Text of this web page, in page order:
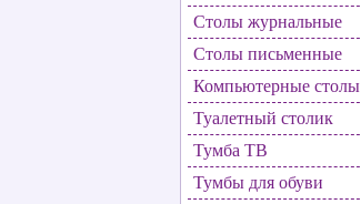
Столы журнальные
Столы письменные
Компьютерные столы
Туалетный столик
Тумба ТВ
Тумбы для обуви